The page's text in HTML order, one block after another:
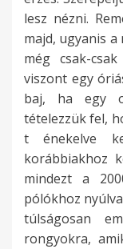
lesz nézni.
majd, ugyanis
még csak-
viszont egy
baj, ha egy
tételezzük fel,
t énekelve
korábbiakhoz
mindezt a
pólókhoz
túlságosan
rongyokra,